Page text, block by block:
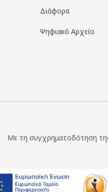
Διάφορα
Ψηφιακό Αρχείο
Με τη συγχρηματοδότηση